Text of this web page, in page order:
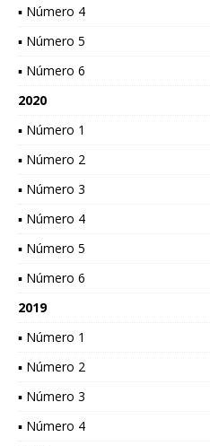
▪ Número 4
▪ Número 5
▪ Número 6
2020
▪ Número 1
▪ Número 2
▪ Número 3
▪ Número 4
▪ Número 5
▪ Número 6
2019
▪ Número 1
▪ Número 2
▪ Número 3
▪ Número 4